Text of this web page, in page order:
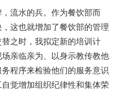
流水的兵。作为餐饮部而
这也就增加了餐饮部的管理
之时，我拟定新的培训计
亲临亲为、以身示教传教他
程序来检验他们的服务意识
觉增加组织纪律性和集体荣